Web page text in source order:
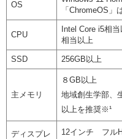
OS
「ChromeOS」
CPU
Intel Core i5相
相当以上
SSD 256GB以上
主メモリ
８GB以上
地域創生学部、
以上を推奨※¹
ディスプレ
12インチ フル